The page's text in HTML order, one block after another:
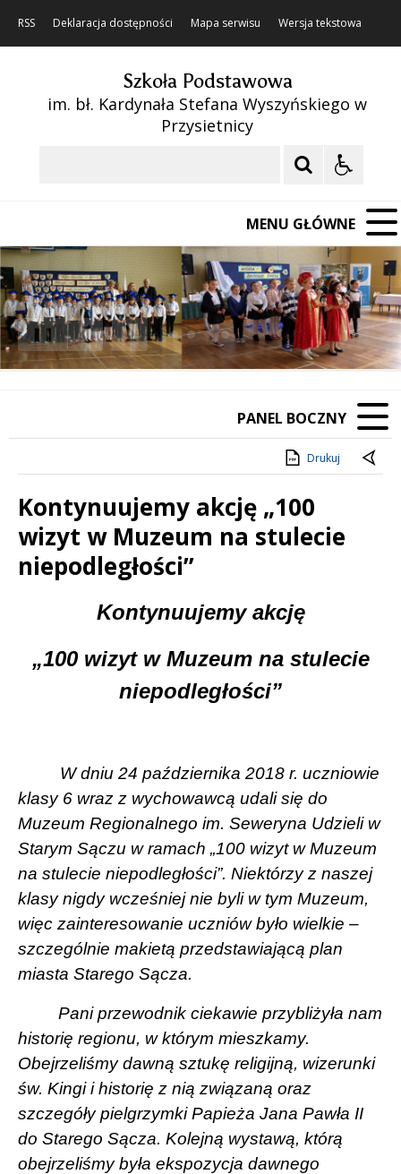
RSS Deklaracja dostępności Mapa serwisu Wersja tekstowa
Szkoła Podstawowa
im. bł. Kardynała Stefana Wyszyńskiego w
Przysietnicy
MENU GŁÓWNE
Poprzedni Element
Następny Element
❚❚
PANEL BOCZNY
Drukuj
Kontynuujemy akcję „100
wizyt w Muzeum na stulecie
niepodległości”
Kontynuujemy akcję
„100 wizyt w Muzeum na stulecie
niepodległości”
W dniu 24 października 2018 r. uczniowie
klasy 6 wraz z wychowawcą udali się do
Muzeum Regionalnego im. Seweryna Udzieli w
Starym Sączu w ramach „100 wizyt w Muzeum
na stulecie niepodległości”. Niektórzy z naszej
klasy nigdy wcześniej nie byli w tym Muzeum,
więc zainteresowanie uczniów było wielkie –
szczególnie makietą przedstawiającą plan
miasta Starego Sącza.
Pani przewodnik ciekawie przybliżyła nam
historię regionu, w którym mieszkamy.
Obejrzeliśmy dawną sztukę religijną, wizerunki
św. Kingi i historię z nią związaną oraz
szczegóły pielgrzymki Papieża Jana Pawła II
do Starego Sącza. Kolejną wystawą, którą
obejrzeliśmy była ekspozycja dawnego